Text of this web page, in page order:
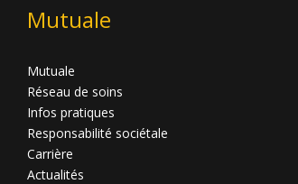
Mutuale
Mutuale
Réseau de soins
Infos pratiques
Responsabilité sociétale
Carrière
Actualités